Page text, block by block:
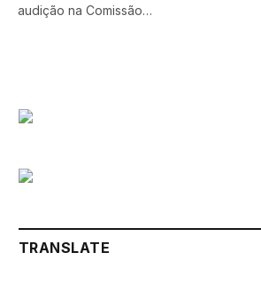
audição na Comissão…
TRANSLATE